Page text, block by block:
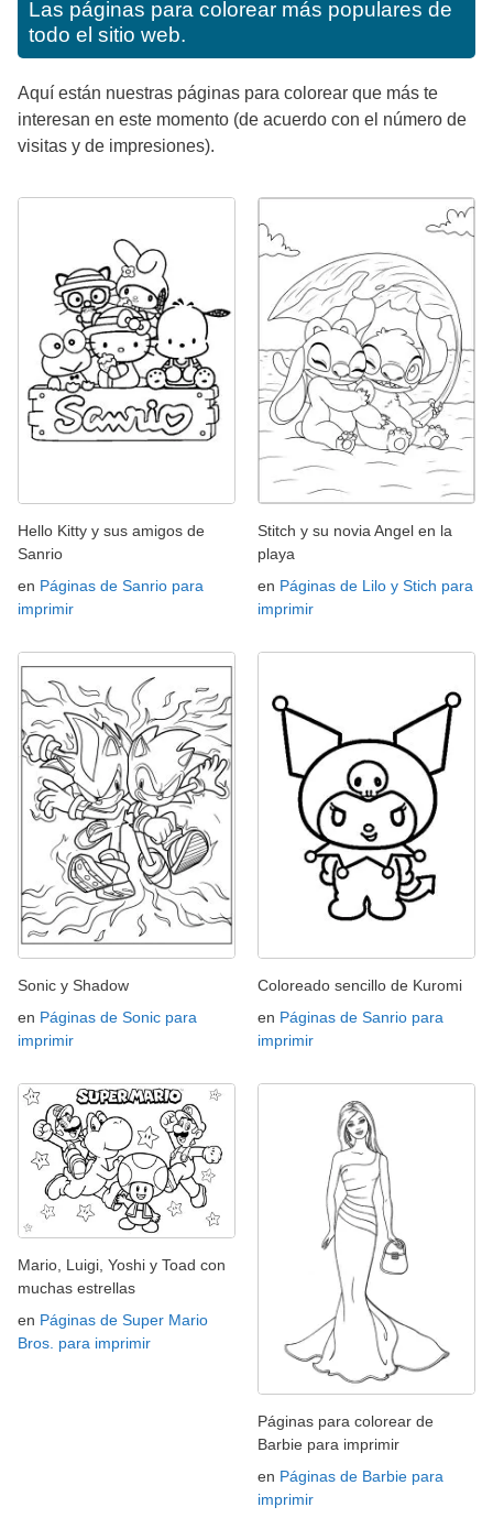
Las páginas para colorear más populares de
todo el sitio web.
Aquí están nuestras páginas para colorear que más te
interesan en este momento (de acuerdo con el número de
visitas y de impresiones).
Hello Kitty y sus amigos de
Sanrio
en Páginas de Sanrio para
imprimir
Stitch y su novia Angel en la
playa
en Páginas de Lilo y Stich para
imprimir
Sonic y Shadow
en Páginas de Sonic para
imprimir
Coloreado sencillo de Kuromi
en Páginas de Sanrio para
imprimir
Mario, Luigi, Yoshi y Toad con
muchas estrellas
en Páginas de Super Mario
Bros. para imprimir
Páginas para colorear de
Barbie para imprimir
en Páginas de Barbie para
imprimir